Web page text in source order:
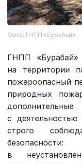
Фото: ГНПП «Бурабай»
ГНПП «Бурабай»
на территории
пожароопасный
природных
с деятельностью
строго
в